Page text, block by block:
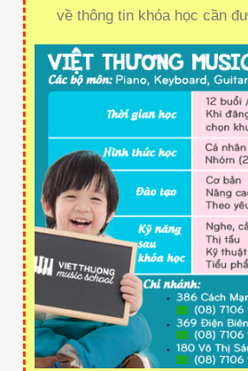
về thông tin khóa học cần